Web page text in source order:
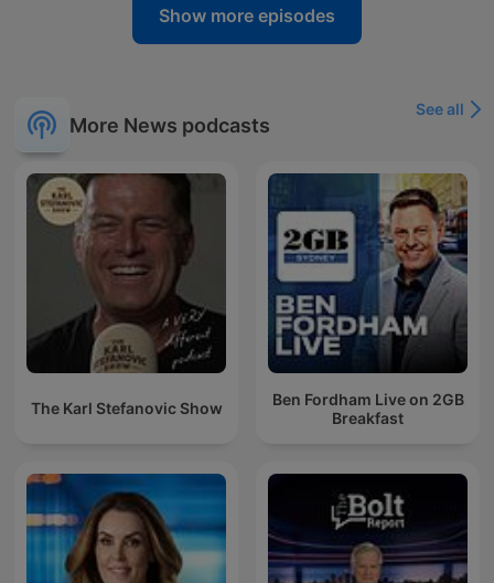
Show more episodes
More News podcasts
See all
The Karl Stefanovic Show
Ben Fordham Live on 2GB
Breakfast